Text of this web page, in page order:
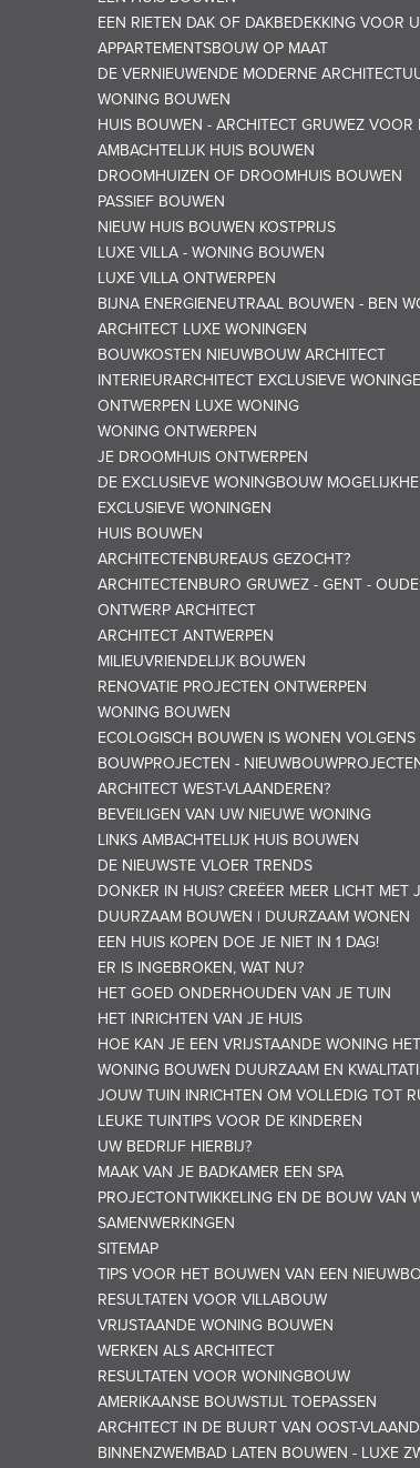
EEN RIETEN DAK OF DAKBEDEKKING VOOR
APPARTEMENTSBOUW OP MAAT
DE VERNIEUWENDE MODERNE
WONING BOUWEN
HUIS BOUWEN - ARCHITECT GRUWEZ
AMBACHTELIJK HUIS BOUWEN
DROOMHUIZEN OF DROOMHUIS BOUWEN
PASSIEF BOUWEN
NIEUW HUIS BOUWEN KOSTPRIJS
LUXE VILLA - WONING BOUWEN
LUXE VILLA ONTWERPEN
BIJNA ENERGIENEUTRAAL BOUWEN - BEN
ARCHITECT LUXE WONINGEN
BOUWKOSTEN NIEUWBOUW ARCHITECT
INTERIEURARCHITECT EXCLUSIEVE
ONTWERPEN LUXE WONING
WONING ONTWERPEN
JE DROOMHUIS ONTWERPEN
DE EXCLUSIEVE WONINGBOUW
EXCLUSIEVE WONINGEN
HUIS BOUWEN
ARCHITECTENBUREAUS GEZOCHT?
ARCHITECTENBURO GRUWEZ - GENT -
ONTWERP ARCHITECT
ARCHITECT ANTWERPEN
MILIEUVRIENDELIJK BOUWEN
RENOVATIE PROJECTEN ONTWERPEN
WONING BOUWEN
ECOLOGISCH BOUWEN IS WONEN
BOUWPROJECTEN -
ARCHITECT WEST-VLAANDEREN?
BEVEILIGEN VAN UW NIEUWE WONING
LINKS AMBACHTELIJK HUIS BOUWEN
DE NIEUWSTE VLOER TRENDS
DONKER IN HUIS? CREËER MEER LICHT
DUURZAAM BOUWEN | DUURZAAM WONEN
EEN HUIS KOPEN DOE JE NIET IN 1 DAG!
ER IS INGEBROKEN, WAT NU?
HET GOED ONDERHOUDEN VAN JE TUIN
HET INRICHTEN VAN JE HUIS
HOE KAN JE EEN VRIJSTAANDE WONING
WONING BOUWEN DUURZAAM EN
JOUW TUIN INRICHTEN OM VOLLEDIG TOT
LEUKE TUINTIPS VOOR DE KINDEREN
UW BEDRIJF HIERBIJ?
MAAK VAN JE BADKAMER EEN SPA
PROJECTONTWIKKELING EN DE BOUW VAN
SAMENWERKINGEN
SITEMAP
TIPS VOOR HET BOUWEN VAN EEN
RESULTATEN VOOR VILLABOUW
VRIJSTAANDE WONING BOUWEN
WERKEN ALS ARCHITECT
RESULTATEN VOOR WONINGBOUW
AMERIKAANSE BOUWSTIJL TOEPASSEN
ARCHITECT IN DE BUURT VAN OOST-
BINNENZWEMBAD LATEN BOUWEN - LUXE